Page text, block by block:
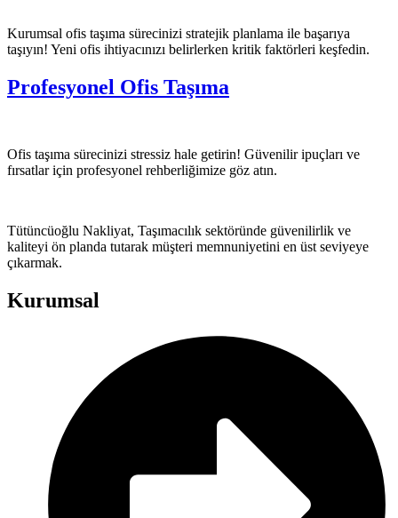
Kurumsal ofis taşıma sürecinizi stratejik planlama ile başarıya
taşıyın! Yeni ofis ihtiyacınızı belirlerken kritik faktörleri keşfedin.
Profesyonel Ofis Taşıma
Ofis taşıma sürecinizi stressiz hale getirin! Güvenilir ipuçları ve
fırsatlar için profesyonel rehberliğimize göz atın.
Tütüncüoğlu Nakliyat, Taşımacılık sektöründe güvenilirlik ve
kaliteyi ön planda tutarak müşteri memnuniyetini en üst seviyeye
çıkarmak.
Kurumsal